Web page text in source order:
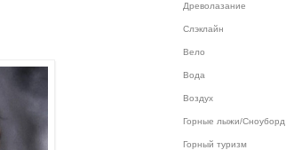
Древолазание
Слэклайн
Вело
Вода
Воздух
Горные лыжи/Сноуборд
Горный туризм